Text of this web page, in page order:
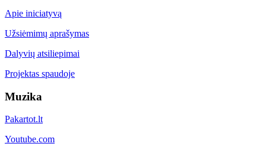
Apie iniciatyvą
Užsiėmimų aprašymas
Dalyvių atsiliepimai
Projektas spaudoje
Muzika
Pakartot.lt
Youtube.com